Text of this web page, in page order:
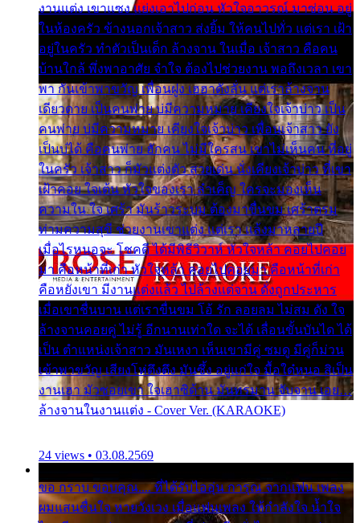
งานแต่ง เขาแซง แย่งเอาไปก่อน หัวใจอาวรณ์ มาซ่อน อยู่
ในห้องครัว ข้างนอกเจ้าสาว ส่งยิ้ม ให้คนไปทั่ว แต่เรา เฝ้า
อยู่ในครัว ทำตัวเป็นเด็ก ล้างจาน ในเมื่อ เจ้าสาว คือคน
บ้านใกล้ พึ่งพาอาศัย จำใจ ต้องไปช่วยงาน พอถึงเวลา เขา
พา กันเข้าพาขวัญ เพื่อนฝูง เฮฮาดังลั่น แต่เราล้างจาน
เดียวดาย เป็นคนพ่าย บ่มีความหมาย เคียงใจเจ้าบ่าว เป็น
คนพ่าย บ่มีความหมาย เคียงใจเจ้าบ่าว เพื่อนเจ้าสาว ยัง
เป็นบ่ได้ คือคนพ่าย ฮักคน ไม่มีใครสน เขาไม่เห็นคน ที่อยู่
ในครัว เจ้าสาว ก็มัวแต่งตัว สวยเด่น นั่งเคียงเจ้าบ่าว ที่เขา
เฝ้าคอย ใจเต้น หัวใจของเรา ลำเค็ญ ใครจะมองเห็น
ความใน ใจ เศร้า มันร้าวระบม ต้องมาขื่นขม เศร้าตรม
ท่ามความสุขี ช่วยงานเขาแต่ง แต่เรา แล้งมาหลายปี
เมื่อไรหนอจะ โชคดี ได้มีพิธีวิวาห์ หัวใจหล้า คอยไปคอย
มา คือหน้าที่เก่า หัวใจหล้า คอยไปคอยมา คือหน้าที่เก่า
คือหยังเขา มีงานแต่งแล้ว ไปล้างแต่จาน ดั่งถูกประหาร
เมื่อเขาชื่นบาน แต่เราขื่นขม โอ้ รัก ลอยลม ไม่สม ดัง ใจ
ล้างจานคอยคู่ ไม่รู้ อีกนานเท่าใด จะได้ เลื่อนขั้นบันได ได้
เป็น ตำแหน่งเจ้าสาว มันเหงา เห็นเขามีคู่ ซมดู มีคู่ก็ม่วน
เข้าพาขวัญ เสียงโห่ตึงตึง มันซึ้ง อยู่แก่ใจ มื้อใด๋หนอ สิเป็น
งานเฮา มัวซอยเขา ใจเฮาซิด้าน มันทรมาน จับจาน เอย…
ล้างจานในงานแต่ง - Cover Ver. (KARAOKE)
24 views • 03.08.2569
ขอ กราบ ขอบคุณ.... ที่ได้รับไออุ่น การุณ จากแฟน เพลง
ผมแสนชื่นใจ หายวังเวง เมื่อแฟนเพลง ให้กำลังใจ น้ำใจ